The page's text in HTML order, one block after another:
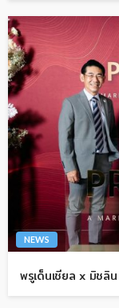
NEWS
พรูเด็นเชียล x มิชลิ